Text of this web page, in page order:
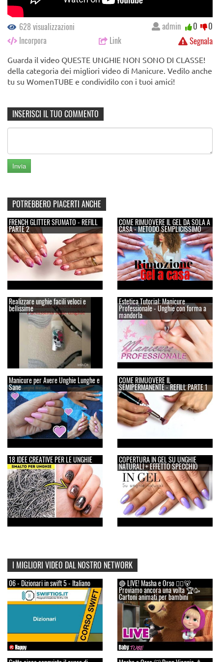
628 visualizzazioni
Incorpora
Link Segnala
admin 0 0
Guarda il video QUESTE UNGHIE NON SONO DI CLASSE!
della categoria dei migliori video di Manicure. Vedilo anche
tu su WomenTUBE e condividilo con i tuoi amici!
INSERISCI IL TUO COMMENTO
POTREBBERO PIACERTI ANCHE
FRENCH GLITTER SFUMATO - REFILL
PARTE 2
COME RIMUOVERE IL GEL DA SOLA A
CASA - METODO SEMPLICISSIMO
Realizzare unghie facili veloci e
bellissime
Estetica Tutorial: Manicure
Professionale - Unghie con forma a
mandorla
Manicure per Avere Unghie Lunghe e
Sane
COME RIMUOVERE IL
SEMIPERMANENTE - REFILL PARTE 1
18 IDEE CREATIVE PER LE UNGHIE COPERTURA IN GEL SU UNGHIE
NATURALI + EFFETTO SPECCHIO
I MIGLIORI VIDEO DAL NOSTRO NETWORK
06 - Dizionari in swift 5 - Italiano 🔴 LIVE! Masha e Orso 👱‍♀️🐻
Proviamo ancora una volta 🏆🥳
Cartoni animati per bambini